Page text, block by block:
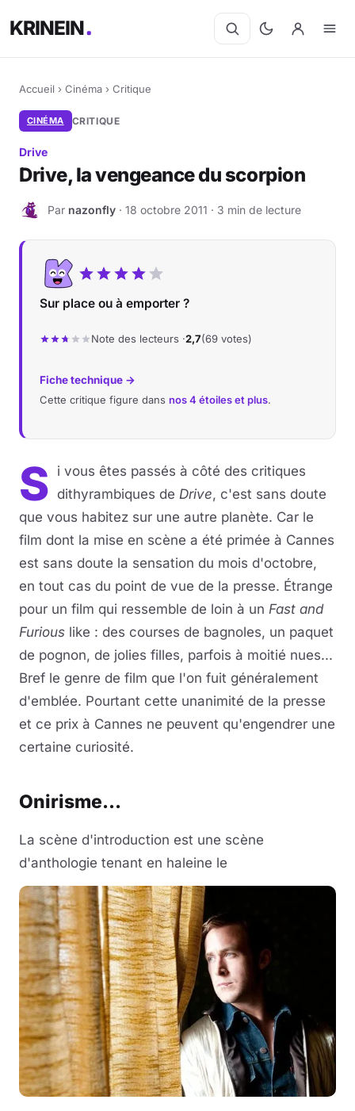
KRINEIN
Accueil › Cinéma › Critique
CINÉMA CRITIQUE
Drive
Drive, la vengeance du scorpion
N Par nazonfly · 18 octobre 2011 · 3 min de lecture
Sur place ou à emporter ?
Note des lecteurs ·2,7(69 votes)
Fiche technique →
Cette critique figure dans nos 4 étoiles et plus.
S i vous êtes passés à côté des critiques
dithyrambiques de Drive, c'est sans doute
que vous habitez sur une autre planète. Car le
film dont la mise en scène a été primée à Cannes
est sans doute la sensation du mois d'octobre,
en tout cas du point de vue de la presse. Étrange
pour un film qui ressemble de loin à un Fast and
Furious like : des courses de bagnoles, un paquet
de pognon, de jolies filles, parfois à moitié nues...
Bref le genre de film que l'on fuit généralement
d'emblée. Pourtant cette unanimité de la presse
et ce prix à Cannes ne peuvent qu'engendrer une
certaine curiosité.
Onirisme...
La scène d'introduction est une scène
d'anthologie tenant en haleine le